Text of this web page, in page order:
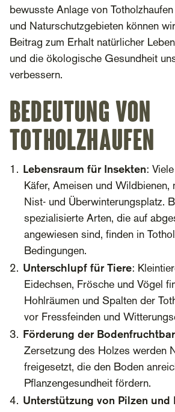
bewusste Anlage von
und Naturschutzgebieten können
Beitrag zum Erhalt natürlicher
und die ökologische Gesundheit
verbessern.
Bedeutung von
Totholzhaufen
Lebensraum für Insekten:
Käfer, Ameisen und Wildbienen,
Nist- und Überwinterungsplatz.
spezialisierte Arten, die auf
angewiesen sind, finden in
Bedingungen.
Unterschlupf für Tiere:
Eidechsen, Frösche und Vögel
Hohlräumen und Spalten der
vor Fressfeinden und
Förderung der
Zersetzung des Holzes werden
freigesetzt, die den Boden
Pflanzengesundheit fördern.
Unterstützung von Pilzen und